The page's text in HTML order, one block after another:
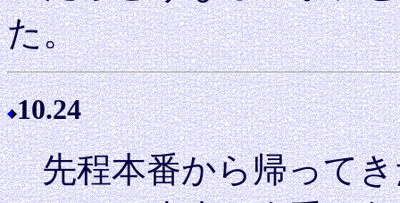
た。
10.24
先程本番から帰ってき